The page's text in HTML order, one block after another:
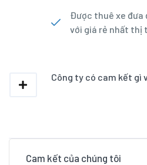
Được thuê xe đưa
với giá rẻ nhất thị
Công ty có cam kết gì
Cam kết của chúng tôi